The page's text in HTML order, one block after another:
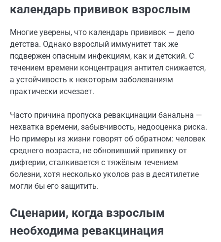
календарь прививок взрослым
Многие уверены, что календарь прививок — дело
детства. Однако взрослый иммунитет так же
подвержен опасным инфекциям, как и детский. С
течением времени концентрация антител снижается,
а устойчивость к некоторым заболеваниям
практически исчезает.
Часто причина пропуска ревакцинации банальна —
нехватка времени, забывчивость, недооценка риска.
Но примеры из жизни говорят об обратном: человек
среднего возраста, не обновивший прививку от
дифтерии, сталкивается с тяжёлым течением
болезни, хотя несколько уколов раз в десятилетие
могли бы его защитить.
Сценарии, когда взрослым
необходима ревакцинация